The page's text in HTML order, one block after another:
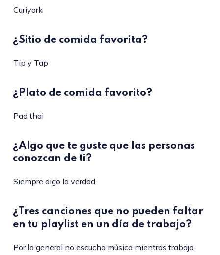
Curiyork
¿Sitio de comida favorita?
Tip y Tap
¿Plato de comida favorito?
Pad thai
¿Algo que te guste que las personas
conozcan de ti?
Siempre digo la verdad
¿Tres canciones que no pueden faltar
en tu playlist en un día de trabajo?
Por lo general no escucho música mientras trabajo,